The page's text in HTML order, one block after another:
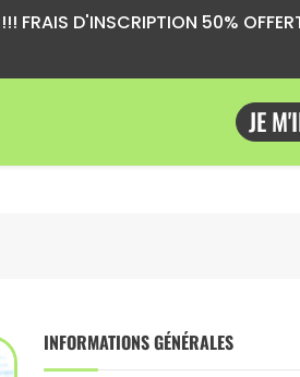
FRAIS D'INSCRIPTION 50%
JE
INFORMATIONS GÉNÉRALES